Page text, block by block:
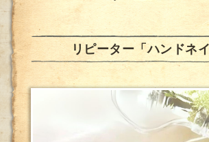
リピーター「ハンドネイ